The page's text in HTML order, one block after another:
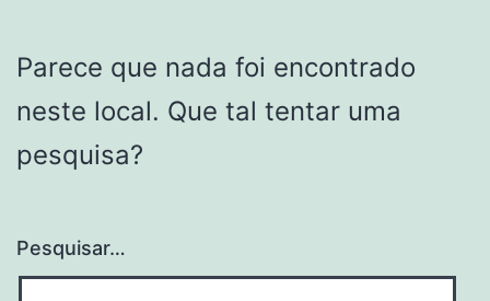
Parece que nada foi encontrado
neste local. Que tal tentar uma
pesquisa?
Pesquisar…